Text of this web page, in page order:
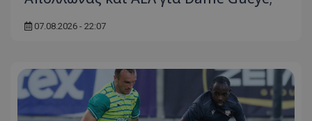
07.08.2026 - 22:07